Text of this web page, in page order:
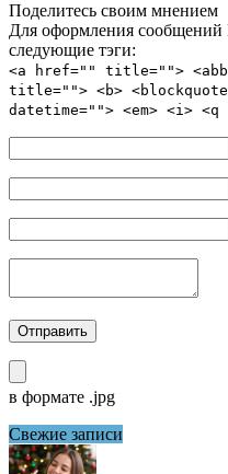
Поделитесь своим мнением
Для оформления сообщений
следующие тэги:
<a href="" title="">
title=""> <b>
datetime=""> <em> <i>
в формате .jpg
Свежие записи